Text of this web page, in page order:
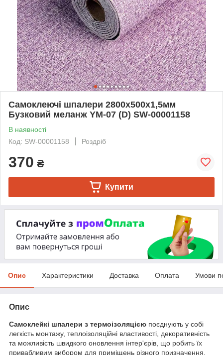
Самоклеючі шпалери 2800х500х1,5мм
Бузковий меланж YM-07 (D) SW-00001158
В наявності
Код: SW-00001158
Роздріб
370 ₴
Купити
Опис Характеристики Доставка Оплата Умови
Опис
Самоклейкі шпалери з термоізоляцією поєднують у собі
легкість монтажу, теплоізоляційні властивості, декоративність
та можливість швидкого оновлення інтер'єрів, що робить їх
привабливим вибором для приміщень різного призначення.